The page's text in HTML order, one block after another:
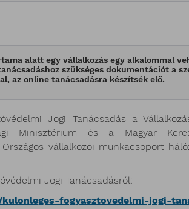
alatt egy vállalkozás egy alkalommal
szükséges dokumentációt a
az online tanácsadásra készítsék elő.
Jogi Tanácsadás a
Minisztérium és a Magyar
Országos vállalkozói munkacsoport-
Jogi Tanácsadásról:
fogyasztovedelmi-jogi-